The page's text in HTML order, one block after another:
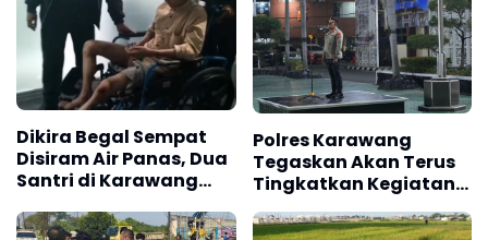
Dikira Begal Sempat
Disiram Air Panas, Dua
Santri di Karawang
Oknum Linmas
Polres Karawang
Tegaskan Akan Terus
Tingkatkan Kegiatan
Keamanan dan